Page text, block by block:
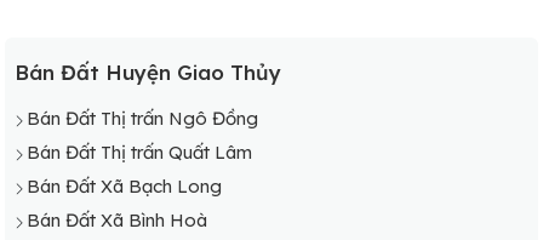
Bán Đất Huyện Giao Thủy
Bán Đất Thị trấn Ngô Đồng
Bán Đất Thị trấn Quất Lâm
Bán Đất Xã Bạch Long
Bán Đất Xã Bình Hoà